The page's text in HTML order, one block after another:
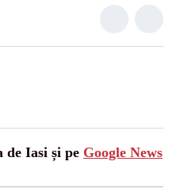
de Iasi și pe Google News